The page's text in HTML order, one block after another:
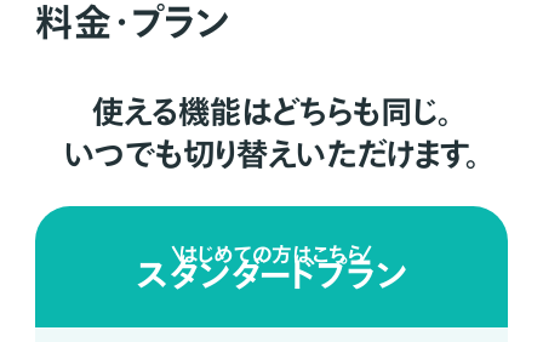
料金・プラン
使える機能はどちらも同じ。
いつでも切り替えいただけます。
はじめての方はこちら
スタンダードプラン